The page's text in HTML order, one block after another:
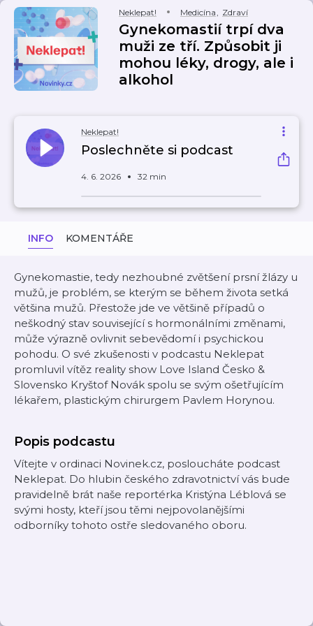
Neklepat! Medicína, Zdraví
Gynekomastií trpí dva
muži ze tří. Způsobit ji
mohou léky, drogy, ale i
alkohol
Neklepat!
Poslechněte si podcast
4. 6. 2026 32 min
INFO KOMENTÁŘE
Gynekomastie, tedy nezhoubné zvětšení prsní žlázy u
mužů, je problém, se kterým se během života setká
většina mužů. Přestože jde ve většině případů o
neškodný stav související s hormonálními změnami,
může výrazně ovlivnit sebevědomí i psychickou
pohodu. O své zkušenosti v podcastu Neklepat
promluvil vítěz reality show Love Island Česko &
Slovensko Kryštof Novák spolu se svým ošetřujícím
lékařem, plastickým chirurgem Pavlem Horynou.
Popis podcastu
Vítejte v ordinaci Novinek.cz, posloucháte podcast
Neklepat. Do hlubin českého zdravotnictví vás bude
pravidelně brát naše reportérka Kristýna Léblová se
svými hosty, kteří jsou těmi nejpovolanějšími
odborníky tohoto ostře sledovaného oboru.